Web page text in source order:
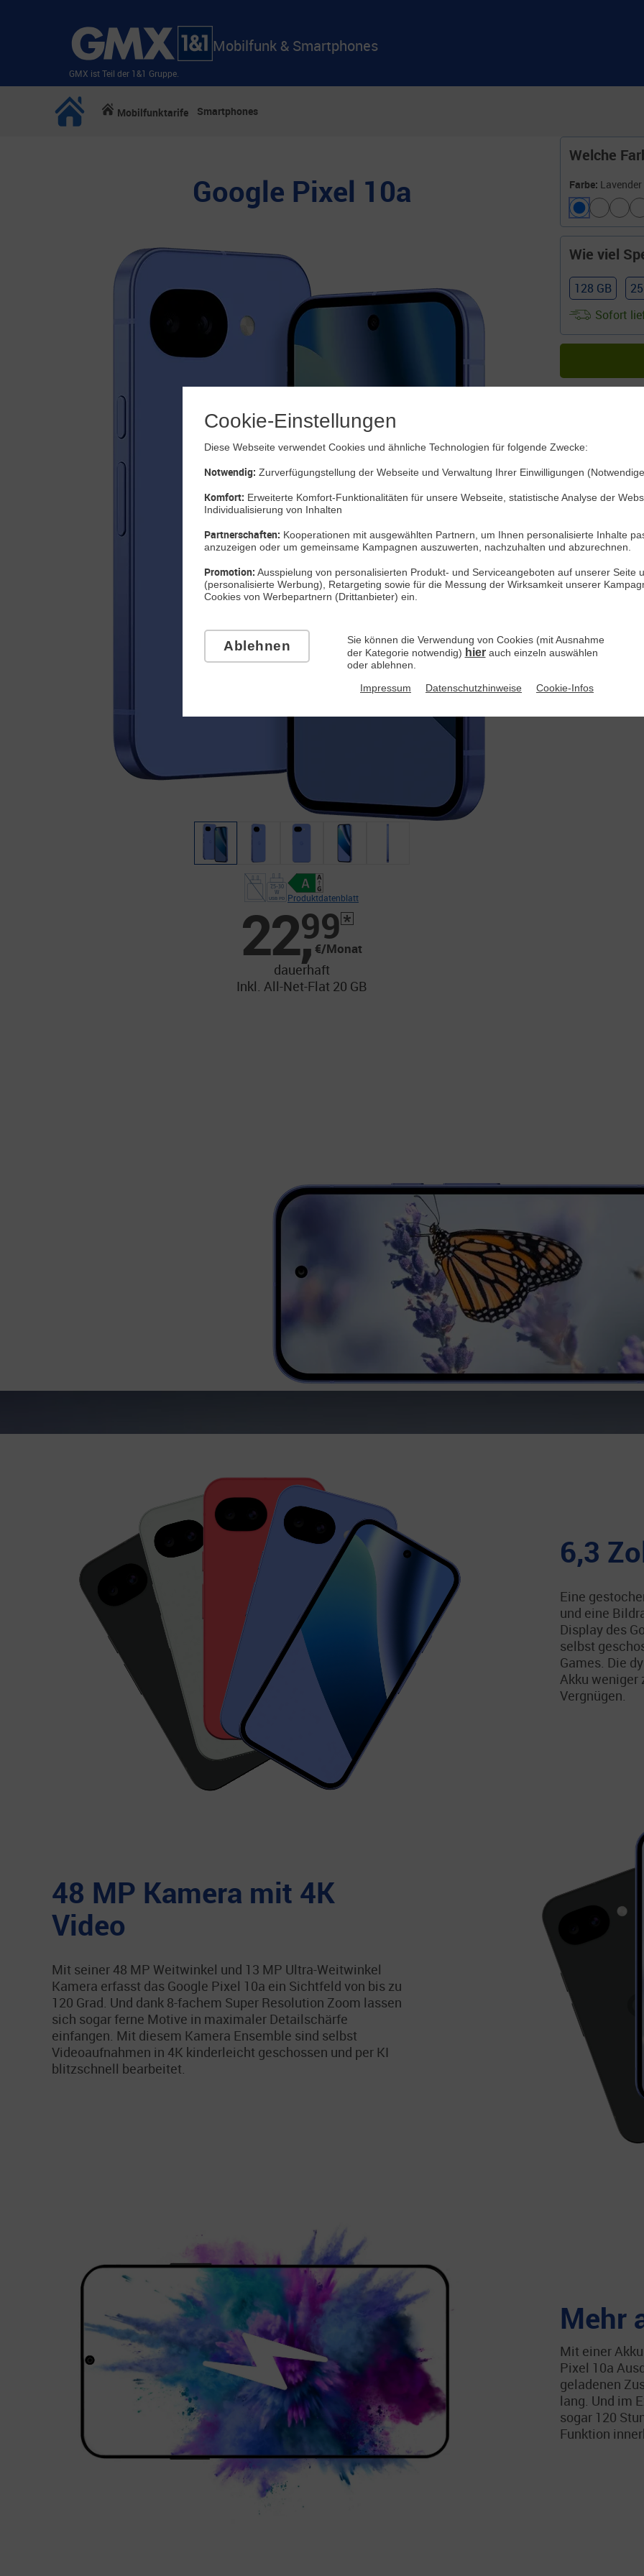
Mobilfunk & Smartphones
GMX ist Teil der 1&1 Gruppe.
Mobilfunktarife Smartphones
Google Pixel 10a
Produktdatenblatt
22,
99
€/Monat
dauerhaft
Inkl. All-Net-Flat 20 GB
Welche
Farbe: Lavender
Wie viel
128 GB
Sofort
6,3
Eine
und eine
Display des
selbst
Games. Die
Akku weniger
Vergnügen.
48 MP Kamera mit 4K
Video
Mit seiner 48 MP Weitwinkel und 13 MP Ultra-Weitwinkel
Kamera erfasst das Google Pixel 10a ein Sichtfeld von bis zu
120 Grad. Und dank 8-fachem Super Resolution Zoom lassen
sich sogar ferne Motive in maximaler Detailschärfe
einfangen. Mit diesem Kamera Ensemble sind selbst
Videoaufnahmen in 4K kinderleicht geschossen und per KI
blitzschnell bearbeitet.
Mehr
Mit einer
Pixel 10a
geladenen
lang. Und im
sogar 120
Funktion
Cookie-Einstellungen
Diese Webseite verwendet Cookies und ähnliche Technologien für folgende Zwecke:
Notwendig: Zurverfügungstellung der Webseite und Verwaltung Ihrer Einwilligungen
Komfort: Erweiterte Komfort-Funktionalitäten für unsere Webseite, statistische Analyse der
Individualisierung von Inhalten
Partnerschaften: Kooperationen mit ausgewählten Partnern, um Ihnen personalisierte Inhalte
anzuzeigen oder um gemeinsame Kampagnen auszuwerten, nachzuhalten und abzurechnen.
Promotion: Ausspielung von personalisierten Produkt- und Serviceangeboten auf unserer Seite
(personalisierte Werbung), Retargeting sowie für die Messung der Wirksamkeit unserer
Cookies von Werbepartnern (Drittanbieter) ein.
Ablehnen
Sie können die Verwendung von Cookies (mit Ausnahme
der Kategorie notwendig) hierauch einzeln auswählen
oder ablehnen.
Impressum Datenschutzhinweise Cookie-Infos